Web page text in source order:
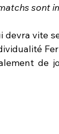
sont
devra vite
de